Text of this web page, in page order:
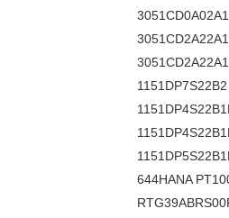
644HANA